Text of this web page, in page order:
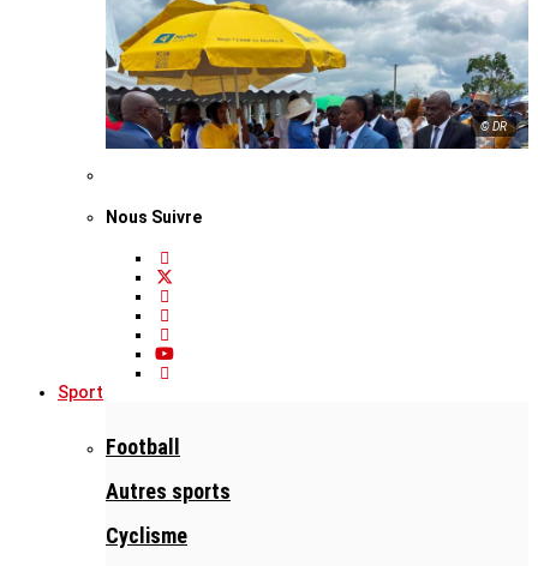
© DR
Nous Suivre
Sport
Football
Autres sports
Cyclisme